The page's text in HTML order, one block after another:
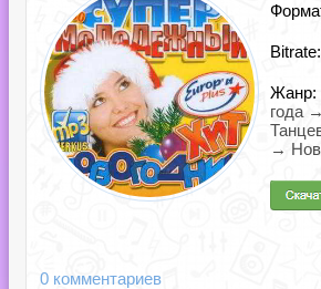
Bitrate:
Жанр:
года
→
0 комментариев